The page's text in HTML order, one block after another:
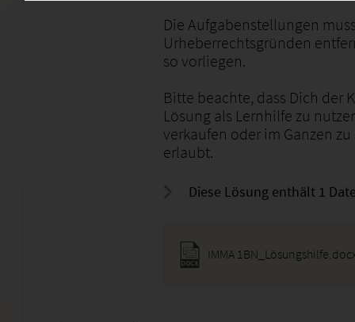
Die Aufgabenstellungen
Urheberrechtsgründen
so vorliegen.
Bitte beachte, dass Dich der
Lösung als Lernhilfe zu
verkaufen oder im Ganzen
erlaubt.
Diese Lösung enthält 1
IMMA